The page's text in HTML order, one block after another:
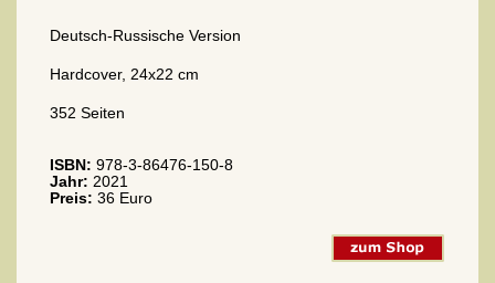
Deutsch-Russische Version
Hardcover, 24x22 cm
352 Seiten
ISBN: 978-3-86476-150-8
Jahr: 2021
Preis: 36 Euro